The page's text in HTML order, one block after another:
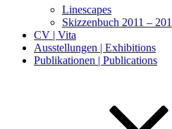
Linescapes
Skizzenbuch 2011 –
CV | Vita
Ausstellungen | Exhibitions
Publikationen | Publications